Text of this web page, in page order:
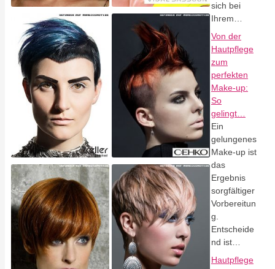
sich bei
Ihrem…
Von der
Hautpflege
zum
perfekten
Make-up:
So
gelingt…
Ein
gelungenes
Make-up ist
das
Ergebnis
sorgfältiger
Vorbereitun
g.
Entscheide
nd ist…
Hautpflege